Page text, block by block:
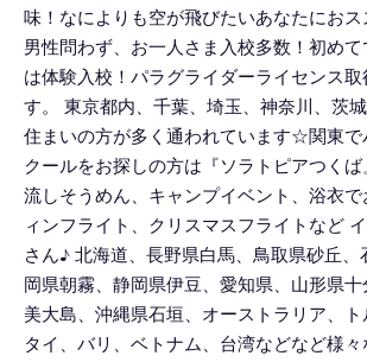
味！なによりも空が飛びたいあなたにおス
男性問わず、お一人さま入校多数！初め
は体験入校！パラグライダーライセンス
す。 東京都内、千葉、埼玉、神奈川、茨
住まいの方が多く通われています☆関東で
クールをお探しの方は『ソラトピアつく
流しそうめん、キャンプイベント、浴衣
ィンフライト、クリスマスフライトなど
さん♪ 北海道、長野県白馬、鳥取県砂丘
岡県朝霧、静岡県伊豆、愛知県、山形県
美大島、沖縄県石垣、オーストラリア、ト
タイ、バリ、ベトナム、台湾などなど様